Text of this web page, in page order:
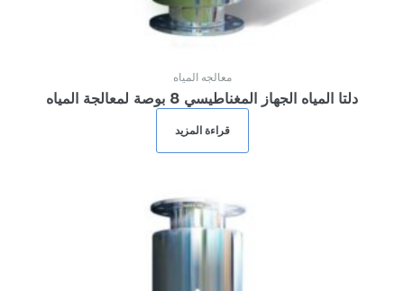
معالجه المياه
دلتا المياه الجهاز المغناطيسي 8 بوصة لمعالجة المياه
قراءة المزيد